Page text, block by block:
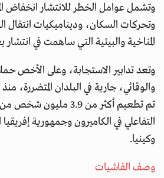
وتشمل عوامل الخطر للانتشار انخفاض
وتحركات السكان، وديناميكيات انتقال
المناخية والبيئية التي ساهمت في
وتعد تدابير الاستجابة، وعلى الأخص
تم تطعيم أكثر من 3.9
التفاعلي في الكاميرون وجمهورية
وكينيا.
وصف الفاشيات